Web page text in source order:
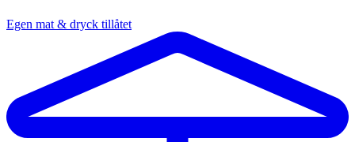
Egen mat & dryck tillåtet